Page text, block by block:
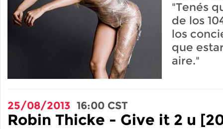
"Tenés
de los
los
que
aire."
25/08/2013 16:00 CST
Robin Thicke - Give it 2 u